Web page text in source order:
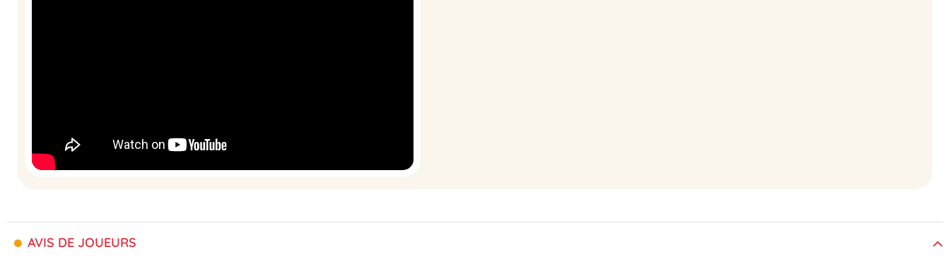
AVIS DE JOUEURS